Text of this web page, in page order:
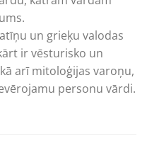
un grieķu valodas
ir vēsturisko un
arī mitoloģijas varoņu,
personu vārdi.